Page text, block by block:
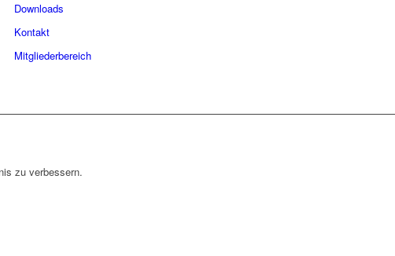
Downloads
Kontakt
Mitgliederbereich
zu verbessern.